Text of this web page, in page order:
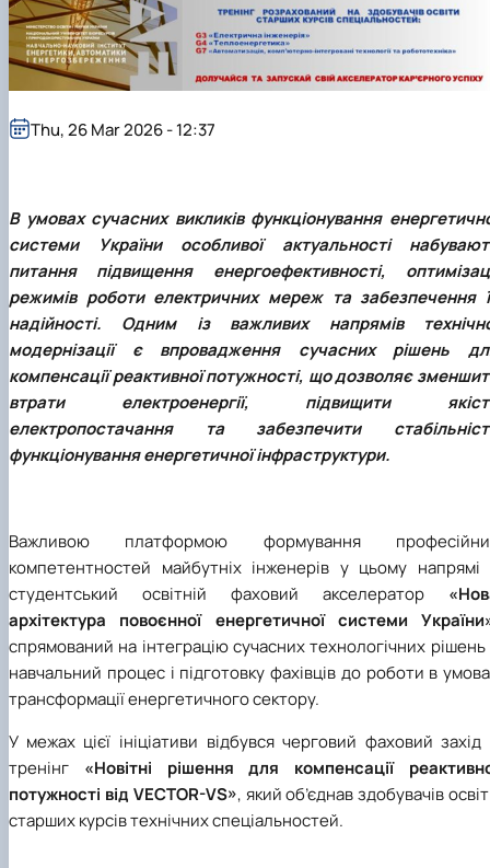
News
В умовах сучасних викликів функціонування
системи України особливої актуальності
питання підвищення енергоефективності,
режимів роботи електричних мереж та забезпечення
надійності. Одним із важливих напрямів
модернізації є впровадження сучасних рішень
компенсації реактивної потужності, що дозволяє
втрати електроенергії, підвищити
електропостачання та забезпечити
функціонування енергетичної інфраструктури.
Важливою платформою формування
компетентностей майбутніх інженерів у цьому напрямі
студентський освітній фаховий акселератор
архітектура повоєнної енергетичної системи
спрямований на інтеграцію сучасних технологічних рішень
навчальний процес і підготовку фахівців до роботи в
трансформації енергетичного сектору.
У межах цієї ініціативи відбувся черговий фаховий захід
тренінг «Новітні рішення для компенсації
потужності від VECTOR-VS», який об’єднав здобувачів
старших курсів технічних спеціальностей.
Thu, 26 Mar 2026 - 12:37